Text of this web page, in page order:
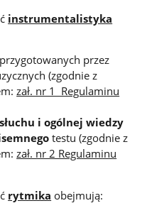
instrumentalistyka
przez
(zgodnie z
zał. nr 1 Regulaminu
i ogólnej wiedzy
testu (zgodnie z
zał. nr 2 Regulaminu
rytmika obejmują: